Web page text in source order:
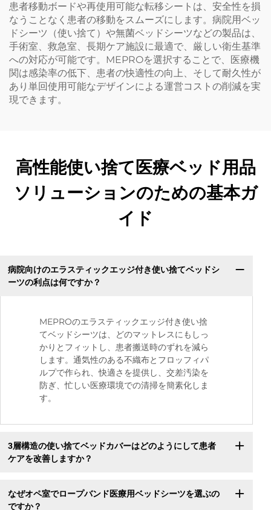
患者移動ボードや再使用可能な転移シートは、安全性を損
なうことなく患者の移動をスムーズにします。病院用ベッ
ドシーツ（使い捨て）や無菌ベッドシーツなどの製品は、
手術室、救急室、長期ケア施設に最適で、厳しい衛生基準
への対応が可能です。MEPROを選択することで、医療機
関は感染率の低下、患者の快適性の向上、そして耐久性が
あり単回使用可能なデザインによる運営コストの削減を実
現できます。
高性能使い捨て医療ベッド用品
ソリューションのための基本ガ
イド
病院向けのエラスティックエッジ付き使い捨てベッドシ
ーツの利点は何ですか？
MEPROのエラスティックエッジ付き使い捨
てベッドシーツは、どのマットレスにもしっ
かりとフィットし、患者搬送時のずれを減ら
します。通気性のある不織布とフロッフィパ
ルプで作られ、快適さを提供し、交差汚染を
防ぎ、忙しい医療環境での清掃を簡素化しま
す。
3層構造の使い捨てベッドカバーはどのようにして患者
ケアを改善しますか？
なぜオペ室でロープバンド医療用ベッドシーツを選ぶの
ですか？